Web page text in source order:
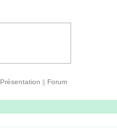
Présentation || Forum